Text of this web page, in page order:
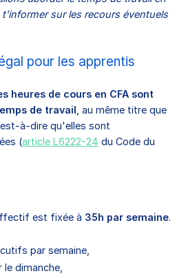
sur les recours éventuels
pour les apprentis
heures de cours en CFA sont
de travail , au même titre que
à-dire qu'elles sont
(article L6222-24 du Code du
est fixée à 35h par semaine.
par semaine,
dimanche,